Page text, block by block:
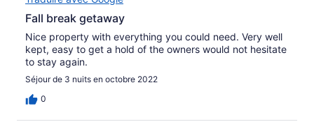
Fall break getaway
Nice property with everything you could need. Very well
kept, easy to get a hold of the owners would not hesitate
to stay again.
Séjour de 3 nuits en octobre 2022
0